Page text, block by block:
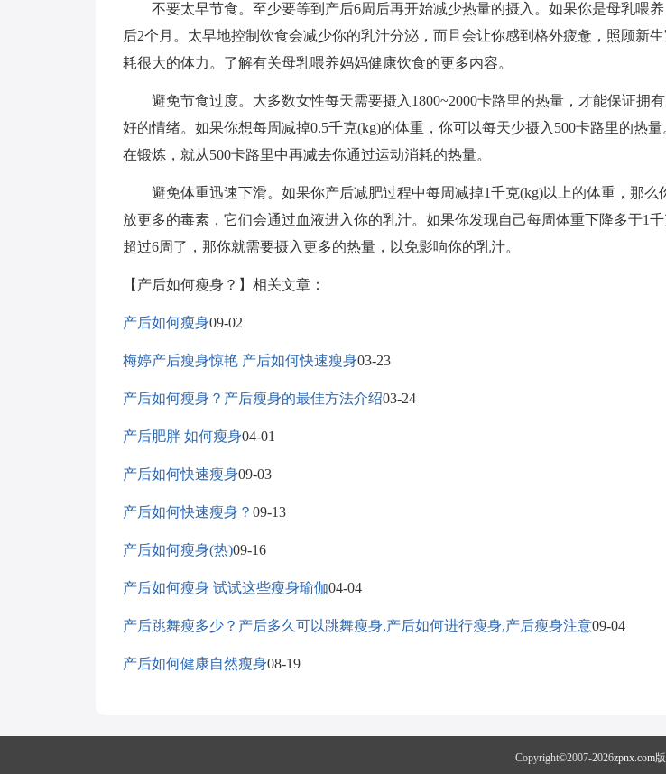
不要太早节食。至少要等到产后6周后再开始减少热量的摄入。如果你是母乳喂养
后2个月。太早地控制饮食会减少你的乳汁分泌，而且会让你感到格外疲惫，照顾新
耗很大的体力。了解有关母乳喂养妈妈健康饮食的更多内容。
避免节食过度。大多数女性每天需要摄入1800~2000卡路里的热量，才能保证拥有
好的情绪。如果你想每周减掉0.5千克(kg)的体重，你可以每天少摄入500卡路里的热
在锻炼，就从500卡路里中再减去你通过运动消耗的热量。
避免体重迅速下滑。如果你产后减肥过程中每周减掉1千克(kg)以上的体重，那么
放更多的毒素，它们会通过血液进入你的乳汁。如果你发现自己每周体重下降多于1
超过6周了，那你就需要摄入更多的热量，以免影响你的乳汁。
【产后如何瘦身？】相关文章：
产后如何瘦身09-02
梅婷产后瘦身惊艳 产后如何快速瘦身03-23
产后如何瘦身？产后瘦身的最佳方法介绍03-24
产后肥胖 如何瘦身04-01
产后如何快速瘦身09-03
产后如何快速瘦身？ 09-13
产后如何瘦身(热)09-16
产后如何瘦身 试试这些瘦身瑜伽04-04
产后跳舞瘦多少？产后多久可以跳舞瘦身,产后如何进行瘦身,产后瘦身注意09-04
产后如何健康自然瘦身08-19
Copyright©2007-2026zpnx.com